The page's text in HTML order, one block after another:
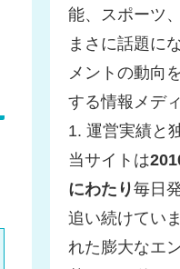
能、スポーツ
まさに話題に
メントの動向
する情報メデ
1. 運営実績と
当サイトは
にわたり毎日
追い続けてい
れた膨大なエ